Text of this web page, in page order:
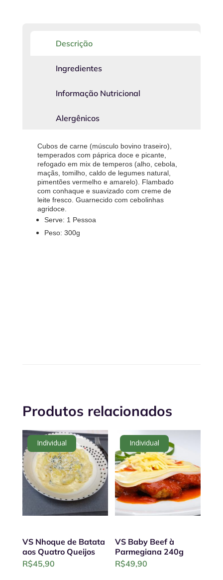
Descrição
Ingredientes
Informação Nutricional
Alergênicos
Cubos de carne (músculo bovino traseiro),
temperados com páprica doce e picante,
refogado em mix de temperos (alho, cebola,
maçãs, tomilho, caldo de legumes natural,
pimentões vermelho e amarelo). Flambado
com conhaque e suavizado com creme de
leite fresco. Guarnecido com cebolinhas
agridoce.
Serve: 1 Pessoa
Peso: 300g
Produtos relacionados
Individual
VS Nhoque de Batata
aos Quatro Queijos
R$45,90
Individual
VS Baby Beef à
Parmegiana 240g
R$49,90